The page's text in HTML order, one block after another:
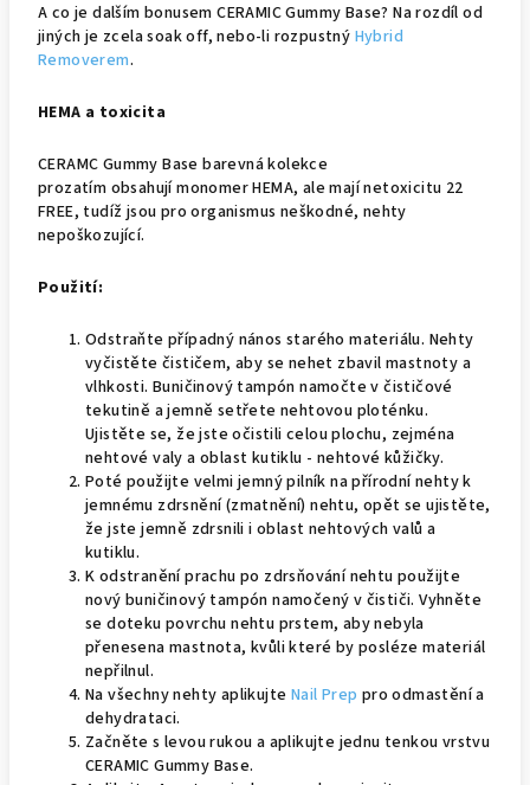
A co je dalším bonusem CERAMIC Gummy Base? Na rozdíl od
jiných je zcela soak off, nebo-li rozpustný Hybrid
Removerem.
HEMA a toxicita
CERAMC Gummy Base barevná kolekce
prozatím obsahujímonomer HEMA, ale mají netoxicitu 22
FREE, tudíž jsou pro organismus neškodné, nehty
nepoškozující.
Použití:
Odstraňte případný nános starého materiálu. Nehty
vyčistěte čističem, aby se nehet zbavil mastnoty a
vlhkosti. Buničinový tampón namočte v čističové
tekutině a jemně setřete nehtovou ploténku.
Ujistěte se, že jste očistili celou plochu, zejména
nehtové valy a oblast kutiklu - nehtové kůžičky.
Poté použijte velmi jemný pilník na přírodní nehty k
jemnému zdrsnění (zmatnění) nehtu, opět se ujistěte,
že jste jemně zdrsnili i oblast nehtových valů a
kutiklu.
K odstranění prachu po zdrsňování nehtu použijte
nový buničinový tampón namočený v čističi. Vyhněte
se doteku povrchu nehtu prstem, aby nebyla
přenesena mastnota, kvůli které by posléze materiál
nepřilnul.
Na všechny nehty aplikujte Nail Prep pro odmastění a
dehydrataci.
Začněte s levou rukou a aplikujte jednu tenkou vrstvu
CERAMIC Gummy Base.